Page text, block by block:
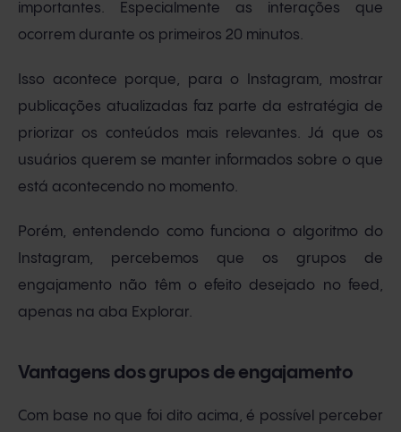
importantes. Especialmente as interações que
ocorrem durante os primeiros 20 minutos.
Isso acontece porque, para o Instagram, mostrar
publicações atualizadas faz parte da estratégia de
priorizar os conteúdos mais relevantes. Já que os
usuários querem se manter informados sobre o que
está acontecendo no momento.
Porém, entendendo como funciona o algoritmo do
Instagram, percebemos que os grupos de
engajamento não têm o efeito desejado no feed,
apenas na aba Explorar.
Vantagens dos grupos de engajamento
Com base no que foi dito acima, é possível perceber